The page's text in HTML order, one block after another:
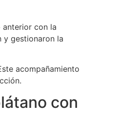
anterior con la
y gestionaron la
acompañamiento
con